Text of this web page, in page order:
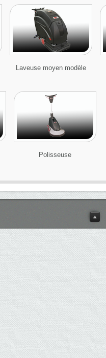
Laveuse moyen modèle
Polisseuse